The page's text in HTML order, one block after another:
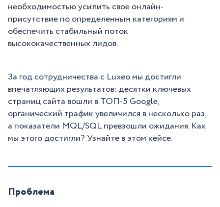
необходимостью усилить свое онлайн-
присутствие по определенным категориям и
обеспечить стабильный поток
высококачественных лидов.
За год сотрудничества с Luxeo мы достигли
впечатляющих результатов: десятки ключевых
страниц сайта вошли в ТОП-5 Google,
органический трафик увеличился в несколько раз,
а показатели MQL/SQL превзошли ожидания. Как
мы этого достигли? Узнайте в этом кейсе.
Проблема